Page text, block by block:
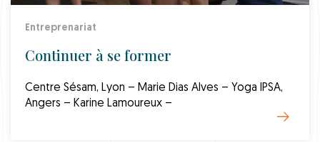
Entreprenariat
Continuer à se former
Centre Sésam, Lyon – Marie Dias Alves – Yoga IPSA,
Angers – Karine Lamoureux –